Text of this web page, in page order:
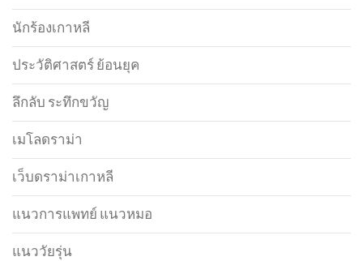
นักร้องเกาหลี
ประวัติศาสตร์ ย้อนยุค
ลึกลับ ระทึกขวัญ
เมโลดราม่า
เว็บดราม่าเกาหลี
แนวการแพทย์ แนวหมอ
แนววัยรุ่น